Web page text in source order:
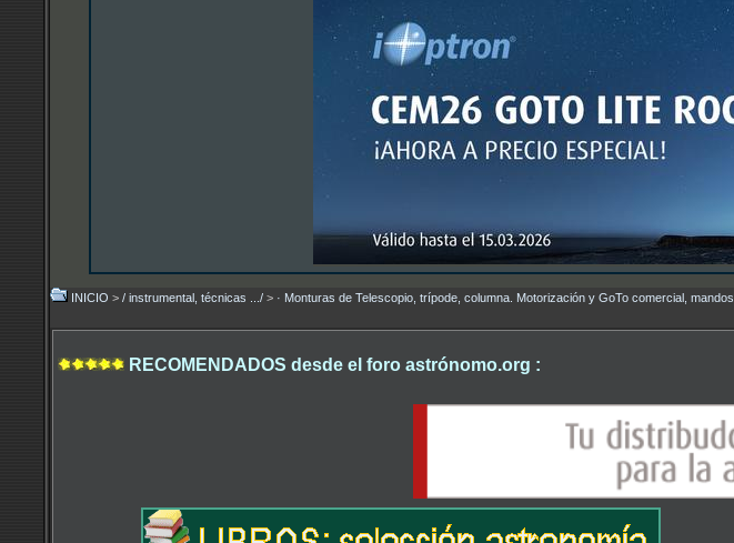
INICIO > / instrumental, técnicas .../ > · Monturas de Telescopio, trípode, columna. Motorización y GoTo comercial, mandos
RECOMENDADOS desde el foro astrónomo.org :